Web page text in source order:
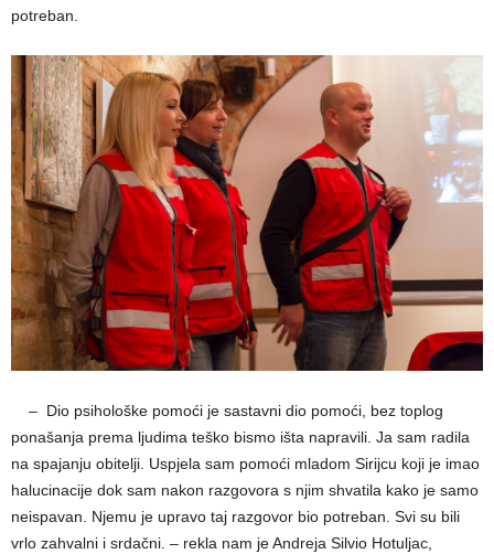
potreban.
– Dio psihološke pomoći je sastavni dio pomoći, bez toplog
ponašanja prema ljudima teško bismo išta napravili. Ja sam radila
na spajanju obitelji. Uspjela sam pomoći mladom Sirijcu koji je imao
halucinacije dok sam nakon razgovora s njim shvatila kako je samo
neispavan. Njemu je upravo taj razgovor bio potreban. Svi su bili
vrlo zahvalni i srdačni. – rekla nam je Andreja Silvio Hotuljac,